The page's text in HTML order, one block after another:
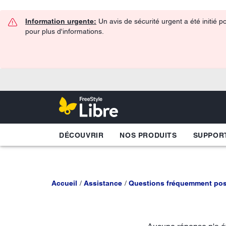
Information urgente: Un avis de sécurité urgent a été initié
pour plus d'informations.
DÉCOUVRIR NOS PRODUITS
Accueil Assistance Questions fréquemment